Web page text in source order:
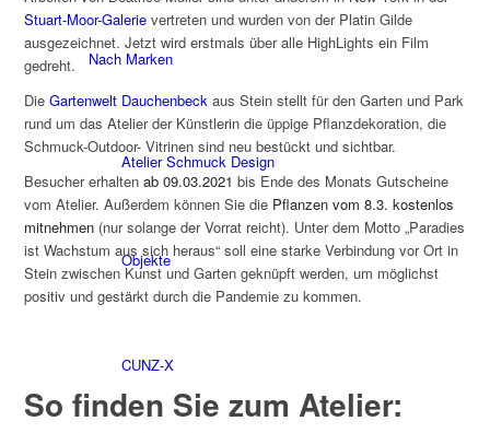
Nach Marken
Atelier Schmuck Design
Objekte
CUNZ-X
Stuart-Moor-Galerie vertreten und wurden von der Platin Gilde
ausgezeichnet. Jetzt wird erstmals über alle HighLights ein Film
gedreht.
DieGartenwelt Dauchenbeck aus Stein stellt für den Garten und Park
rund um das Atelier der Künstlerin die üppige Pflanzdekoration, die
Schmuck-Outdoor- Vitrinen sind neu bestückt und sichtbar.
Besucher erhaltenab 09.03.2021 bis Ende des Monats Gutscheine
vom Atelier. Außerdem können Sie die Pflanzen vom 8.3. kostenlos
mitnehmen (nur solange der Vorrat reicht). Unter dem Motto „Paradies
ist Wachstum aus sich heraus“ soll eine starke Verbindung vor Ort in
Stein zwischen Kunst und Garten geknüpft werden, um möglichst
positiv und gestärkt durch die Pandemie zu kommen.
So finden Sie zum Atelier: